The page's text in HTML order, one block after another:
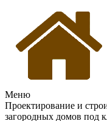
Меню
Проектирование и
загородных домов под